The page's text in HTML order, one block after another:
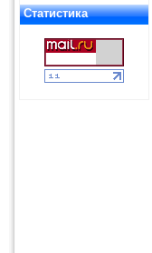
Статистика